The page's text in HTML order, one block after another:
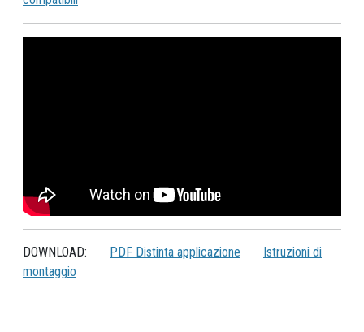
DOWNLOAD: PDF Distinta applicazione
Istruzioni di
montaggio